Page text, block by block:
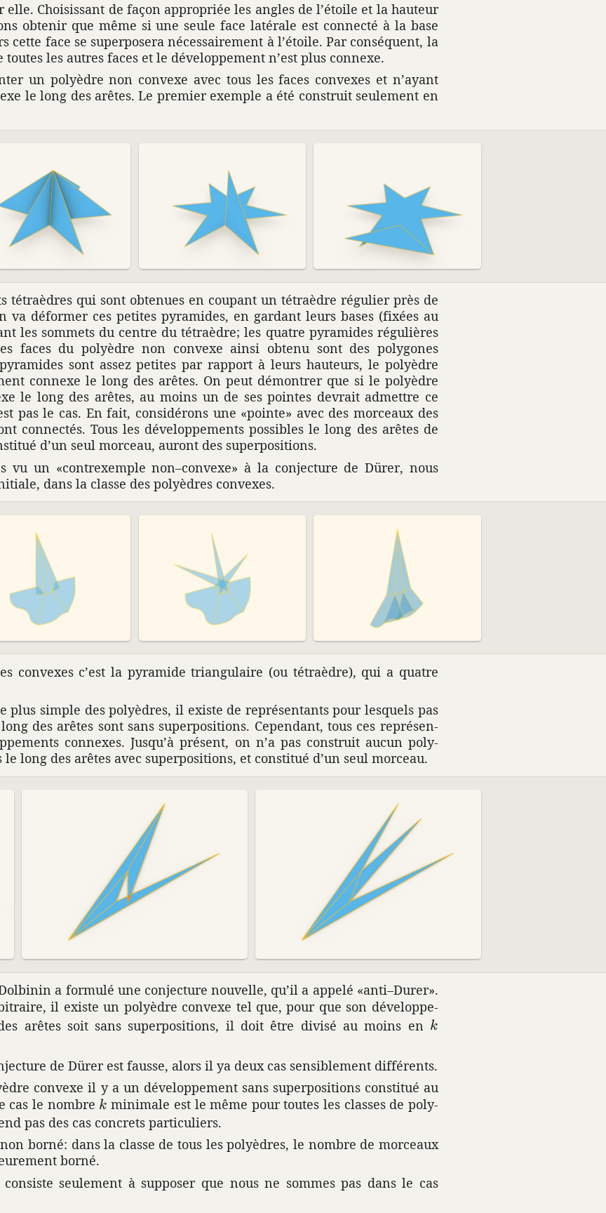
Choi­sis­sant de façon appro­priée les angles de l’étoile et la hauteur
obtenir que même si une seule face laté­rale est connecté à la base
cette face se super­po­sera néces­sai­re­ment à l’étoile. Par consé­quent, la
les autres faces et le déve­lop­pe­ment n’est plus connexe.
un poly­èdre non convexe avec tous les faces convexes et n’ayant
le long des arêtes. Le premier exemple a été construit seule­ment en
tétra­èdres qui sont obte­nues en coupant un tétra­èdre régu­lier près de
va déformer ces petites pyra­mides, en gardant leurs bases (fixées au
les sommets du centre du tétra­èdre; les quatre pyra­mides régu­lières
faces du poly­èdre non convexe ainsi obtenu sont des poly­gones
sont assez petites par rapport à leurs hauteurs, le poly­èdre
connexe le long des arêtes. On peut démon­trer que si le poly­èdre
le long des arêtes, au moins un de ses pointes devrait admettre ce
pas le cas. En fait, consi­dé­rons une «pointe» avec des morceaux des
connectés. Tous les déve­lop­pe­ments possibles le long des arêtes de
d’un seul morceau, auront des super­po­si­tions.
vu un «contrexemple non–convexe» à la conjec­ture de Dürer, nous
dans la classe des poly­èdres convexes.
convexes c’est la pyra­mide trian­gu­laire (ou tétra­èdre), qui a quatre
plus simple des poly­èdres, il existe de repré­sen­tants pour lesquels pas
des arêtes sont sans super­po­si­tions. Cepen­dant, tous ces repré­sen­
connexes. Jusqu’à présent, on n’a pas construit aucun poly­
long des arêtes avec super­po­si­tions, et constitué d’un seul morceau.
a formulé une conjec­ture nouvelle, qu’il a appelé «anti–Durer».
il existe un poly­èdre convexe tel que, pour que son déve­lop­pe­
arêtes soit sans super­po­si­tions, il doit être divisé au moins en k
k
de Dürer est fausse, alors il ya deux cas sensi­ble­ment diffé­rents.
convexe il y a un déve­lop­pe­ment sans super­po­si­tions constitué au
cas le nombre k
k mini­male est le même pour toutes les classes de poly­
pas des cas concrets parti­cu­liers.
borné: dans la classe de tous les poly­èdres, le nombre de morceaux
borné.
seule­ment à supposer que nous ne sommes pas dans le cas